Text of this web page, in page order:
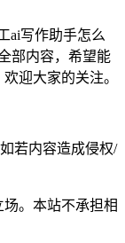
ai写作助手怎么
部内容，希望能
迎大家的关注。
若内容造成侵权/
。本站不承担相